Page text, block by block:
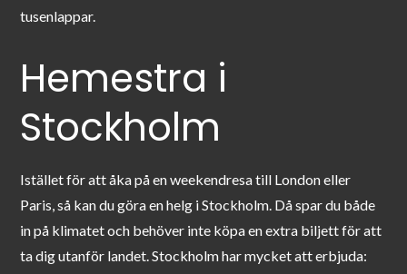
tusenlappar.
Hemestra i
Stockholm
Istället för att åka på en weekendresa till London eller
Paris, så kan du göra en helg i Stockholm. Då spar du både
in på klimatet och behöver inte köpa en extra biljett för att
ta dig utanför landet. Stockholm har mycket att erbjuda: